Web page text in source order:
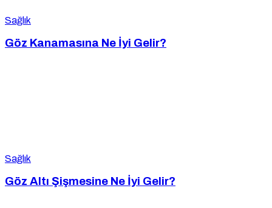
Sağlık
Göz Kanamasına Ne İyi Gelir?
Sağlık
Göz Altı Şişmesine Ne İyi Gelir?